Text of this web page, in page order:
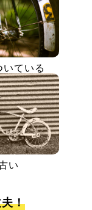
いている
い
！